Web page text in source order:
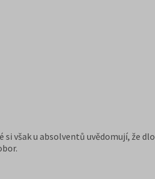
však u absolventů uvědomují, že